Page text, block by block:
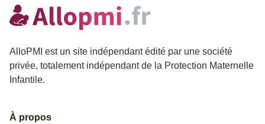
AlloPMI est un site indépendant édité par une société
privée, totalement indépendant de la Protection Maternelle
Infantile.
À propos